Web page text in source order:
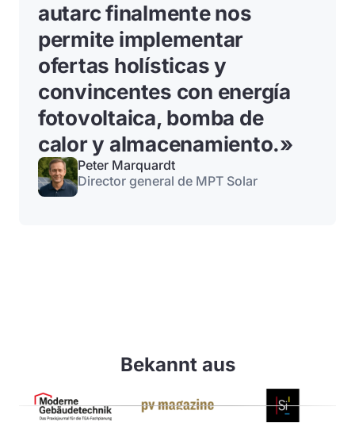
autarc finalmente nos
permite implementar
ofertas holísticas y
convincentes con energía
fotovoltaica, bomba de
calor y almacenamiento.»
Peter Marquardt
Director general de MPT Solar
Bekannt aus